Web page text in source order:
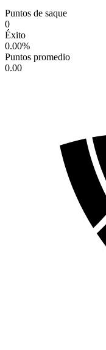
Puntos de saque
0
Éxito
0.00%
Puntos promedio
0.00